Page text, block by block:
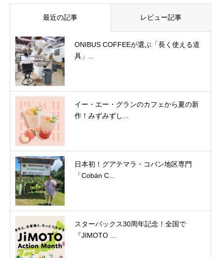
最近の記事 レビュー記事
ONIBUS COFFEEが選ぶ「長く使える道
具」...
イー・エー・グランのカフェから夏の新
作！みずみずし...
日本初！グアテマラ・コバン地区専門
「Cobán C...
スターバックス30周年記念！全国で
『JIMOTO ...